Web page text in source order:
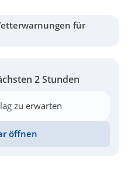
für
2 Stunden
zu erwarten
öffnen